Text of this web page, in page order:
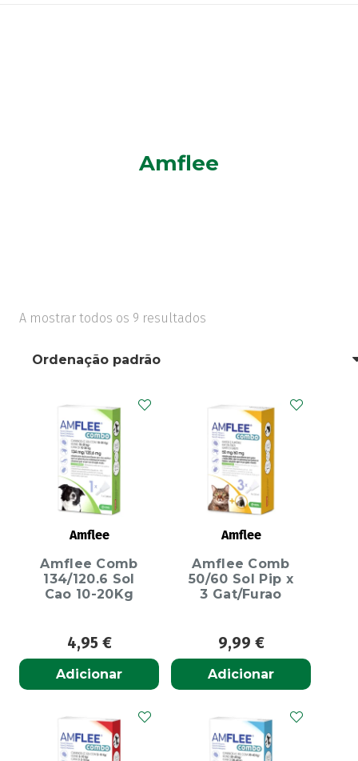
Amflee
A mostrar todos os 9 resultados
Amflee
Amflee Comb
134/120.6 Sol
Cao 10-20Kg
4,95 €
Adicionar
Amflee
Amflee Comb
50/60 Sol Pip x
3 Gat/Furao
9,99 €
Adicionar